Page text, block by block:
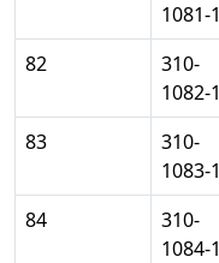
1081-1
82
310-
1082-1
83
310-
1083-1
84
310-
1084-1